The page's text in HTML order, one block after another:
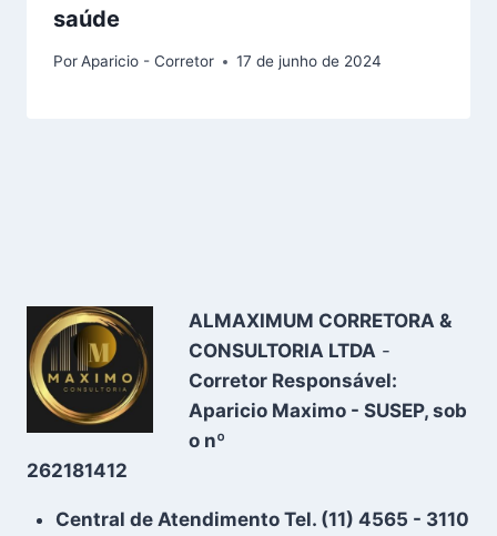
saúde
PorAparicio - Corretor 17 de junho de 2024
ALMAXIMUM CORRETORA &
CONSULTORIA LTDA -
Corretor Responsável:
Aparicio Maximo - SUSEP, sob
o nº
262181412
Central de Atendimento Tel. (11) 4565 - 3110